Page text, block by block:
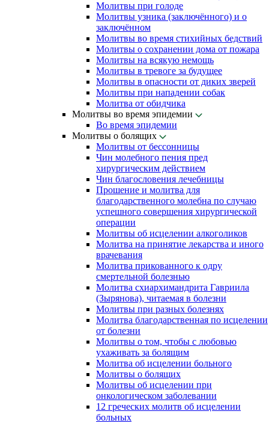
Молитвы при голоде
Молитвы узника (заключённого) и о
заключённом
Молитвы во время стихийных бедствий
Молитвы о сохранении дома от пожара
Молитвы на всякую немощь
Молитвы в тревоге за будущее
Молитвы в опасности от диких зверей
Молитвы при нападении собак
Молитва от обидчика
Молитвы во время эпидемии
Во время эпидемии
Молитвы о болящих
Молитвы от бессонницы
Чин молебного пения пред
хирургическим действием
Чин благословения лечебницы
Прошение и молитва для
благодарственного молебна по случаю
успешного совершения хирургической
операции
Молитвы об исцелении алкоголиков
Молитва на принятие лекарства и иного
врачевания
Молитва прикованного к одру
смертельной болезнью
Молитва схиархимандрита Гавриила
(Зырянова), читаемая в болезни
Молитвы при разных болезнях
Молитва благодарственная по исцелении
от болезни
Молитвы о том, чтобы с любовью
ухаживать за болящим
Молитва об исцелении больного
Молитвы о болящих
Молитвы об исцелении при
онкологическом заболевании
12 греческих молитв об исцелении
больных